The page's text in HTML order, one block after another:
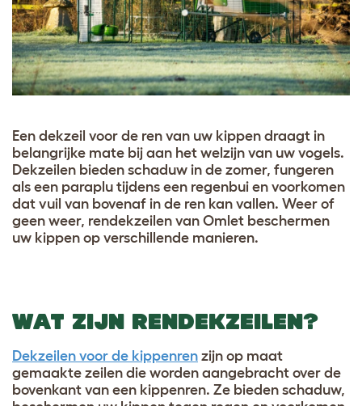
Een dekzeil voor de ren van uw kippen draagt in
belangrijke mate bij aan het welzijn van uw vogels.
Dekzeilen bieden schaduw in de zomer, fungeren
als een paraplu tijdens een regenbui en voorkomen
dat vuil van bovenaf in de ren kan vallen. Weer of
geen weer, rendekzeilen van Omlet beschermen
uw kippen op verschillende manieren.
WAT ZIJN RENDEKZEILEN?
Dekzeilen voor de kippenren zijn op maat
gemaakte zeilen die worden aangebracht over de
bovenkant van een kippenren. Ze bieden schaduw,